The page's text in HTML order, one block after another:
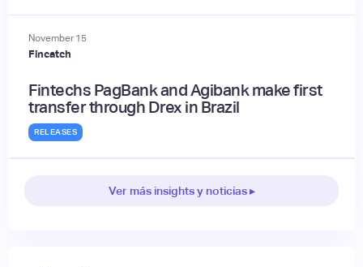
November 15
Fincatch
Fintechs PagBank and Agibank make first
transfer through Drex in Brazil
RELEASES
Ver más insights y noticias ▸